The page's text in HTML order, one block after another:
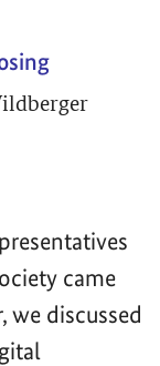
came
we discussed